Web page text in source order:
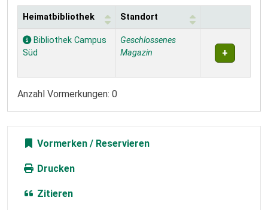
Exemplare
Heimatbibliothek Standort
Bibliothek Campus
Süd
Geschlossenes
Magazin
Anzahl Vormerkungen: 0
Vormerken
Drucken
Zitieren